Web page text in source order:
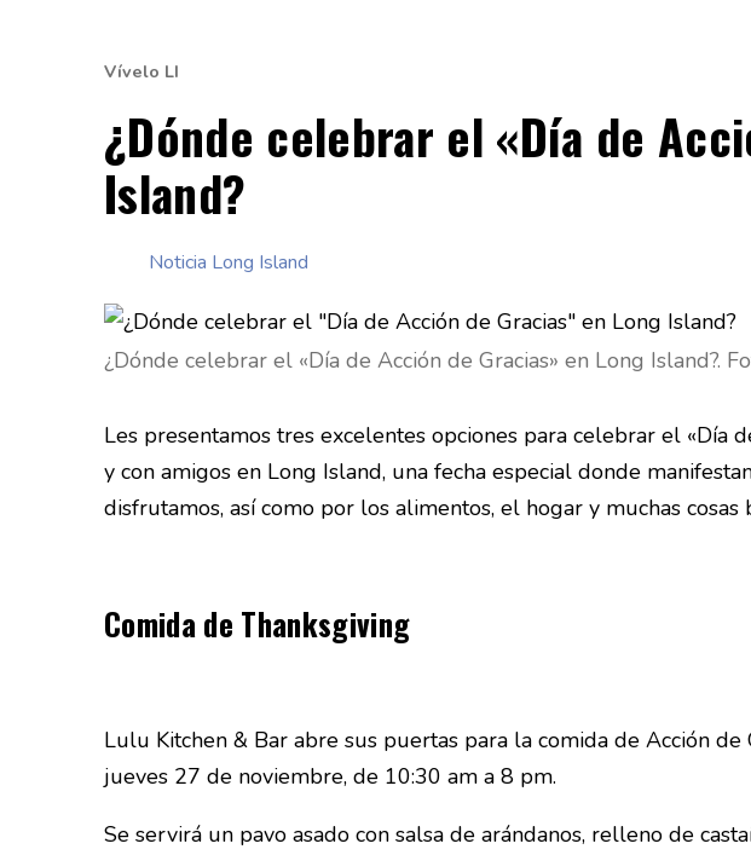
Vívelo LI
¿Dónde celebrar el «Día de
Island?
Noticia Long Island
¿Dónde celebrar el «Día de Acción de Gracias» en Long Island?.
Les presentamos tres excelentes opciones para celebrar el «Día
y con amigos en Long Island, una fecha especial donde
disfrutamos, así como por los alimentos, el hogar y muchas
Comida de Thanksgiving
Lulu Kitchen & Bar abre sus puertas para la comida de Acción
jueves 27 de noviembre, de 10:30 am a 8 pm.
Se servirá un pavo asado con salsa de arándanos, relleno de